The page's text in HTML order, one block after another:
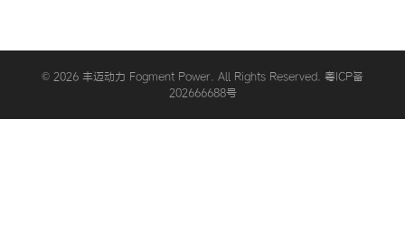
灯具更高的发光效率、更长的使用寿命和更丰富的造型设计，使其
© 2026 丰迈动力 Fogment Power. All Rights Reserved. 粤ICP备
202666688号